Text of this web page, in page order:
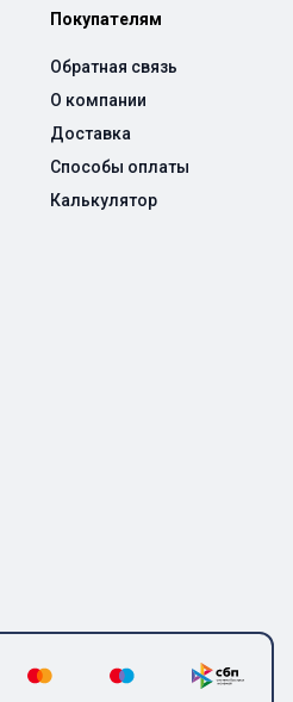
Покупателям
Обратная связь
О компании
Доставка
Способы оплаты
Калькулятор